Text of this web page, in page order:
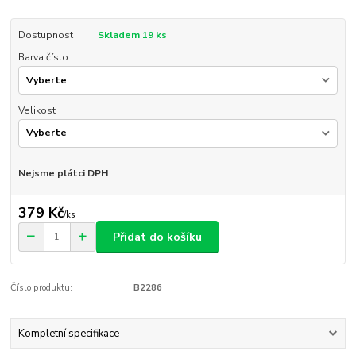
Dostupnost
Skladem 19 ks
Barva číslo
Velikost
Nejsme plátci DPH
379 Kč/ks
Přidat do košíku
Číslo produktu: B2286
Kompletní specifikace